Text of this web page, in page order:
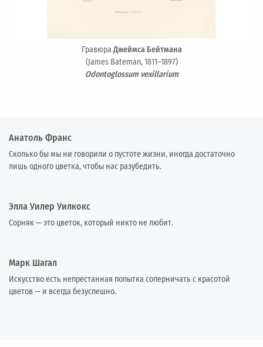
ГравюраДжеймса Бейтмана
(James Bateman, 1811–1897)
Odontoglossum vexillarium
Анатоль Франс
Сколько бы мы ни говорили о пустоте жизни, иногда достаточно
лишь одного цветка, чтобы нас разубедить.
Элла Уилер Уилкокс
Сорняк — это цветок, который никто не любит.
Марк Шагал
Искусство есть непрестанная попытка соперничать с красотой
цветов — и всегда безуспешно.